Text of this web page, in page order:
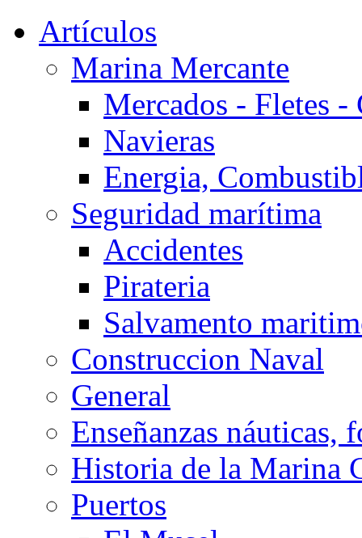
Artículos
Marina Mercante
Mercados - Fletes -
Navieras
Energia,
Seguridad marítima
Accidentes
Pirateria
Salvamento
Construccion Naval
General
Enseñanzas náuticas,
Historia de la Marina
Puertos